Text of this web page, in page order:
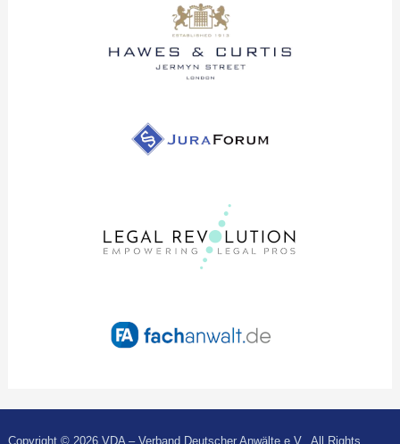
Copyright © 2026 VDA – Verband Deutscher Anwälte e.V.. All Rights